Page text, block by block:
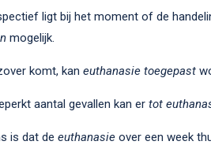
ligt bij het moment of de
mogelijk.
komt, kan euthanasie toegepast
aantal gevallen kan er tot
is dat de euthanasie over een week